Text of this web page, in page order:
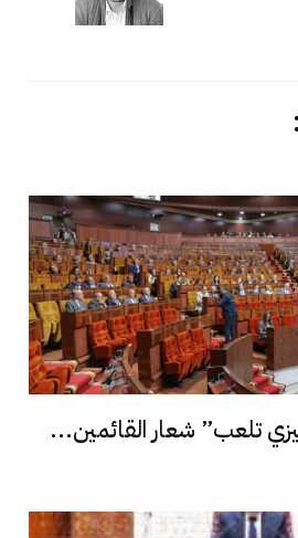
تلعب” شعار القائمين...